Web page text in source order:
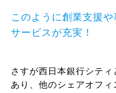
このように創業支援
サービスが充実！
さすが西日本銀行シテ
あり、他のシェアオフィ